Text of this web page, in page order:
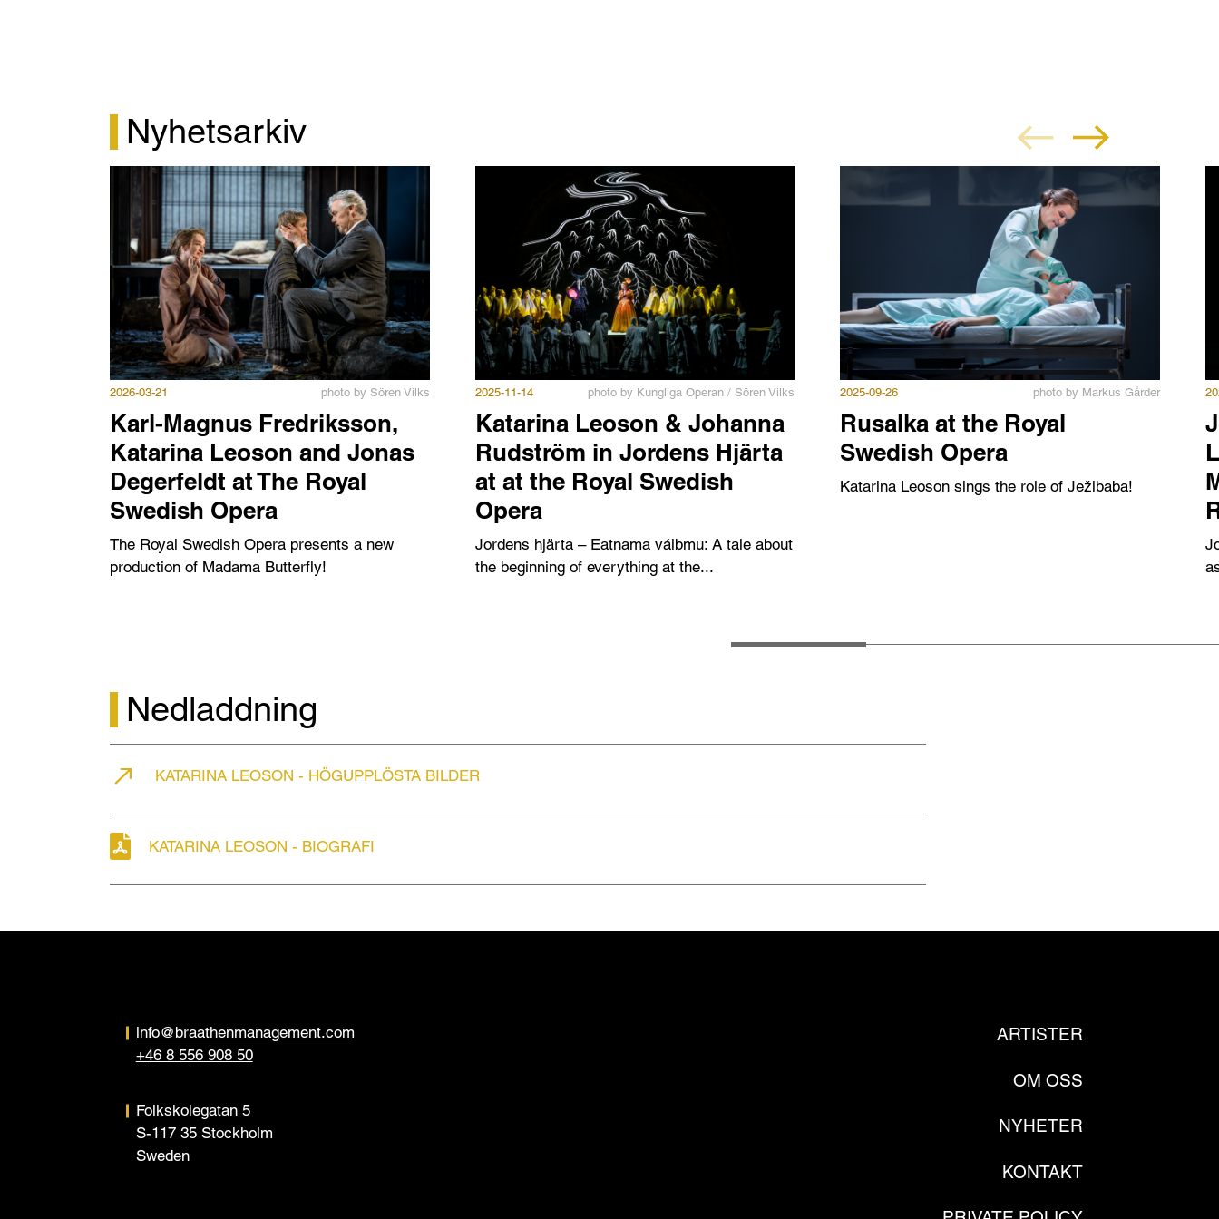
Nyhetsarkiv
2026-03-21 photo by Sören Vilks
Karl-Magnus Fredriksson,
Katarina Leoson and Jonas
Degerfeldt at The Royal
Swedish Opera
The Royal Swedish Opera presents a new
production of Madama Butterfly!
2025-11-14 photo by Kungliga Operan / Sören Vilks
Katarina Leoson & Johanna
Rudström in Jordens Hjärta
at at the Royal Swedish
Opera
Jordens hjärta – Eatnama váibmu: A tale about
the beginning of everything at the...
2025-09-26 photo by Markus Gårder
Rusalka at the Royal
Swedish Opera
Katarina Leoson sings the role of Ježibaba!
Nedladdning
KATARINA LEOSON - HÖGUPPLÖSTA BILDER
KATARINA LEOSON - BIOGRAFI
ARTISTER
OM OSS
NYHETER
KONTAKT
info@braathenmanagement.com
+46 8 556 908 50
Folkskolegatan 5
S-117 35 Stockholm
Sweden